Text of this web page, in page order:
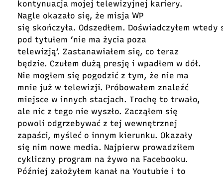
kontynuacja mojej telewizyjnej kariery.
Nagle okazało się, że misja WP
się skończyła. Odszedłem. Doświadczyłem
pod tytułem ‘nie ma życia poza
telewizją’. Zastanawiałem się, co teraz
będzie. Czułem dużą presję i wpadłem w dół.
Nie mogłem się pogodzić z tym, że nie ma
mnie już w telewizji. Próbowałem znaleźć
miejsce w innych stacjach. Trochę to trwało,
ale nic z tego nie wyszło. Zacząłem się
powoli odgrzebywać z tej wewnętrznej
zapaści, myśleć o innym kierunku. Okazały
się nim nowe media. Najpierw prowadziłem
cykliczny program na żywo na Facebooku.
Później założyłem kanał na Youtubie i to